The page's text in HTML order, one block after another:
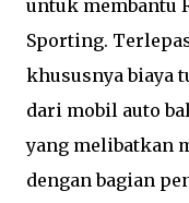
untuk membantu
Sporting.
khususnya biaya
dari mobil auto
yang melibatkan
dengan bagian